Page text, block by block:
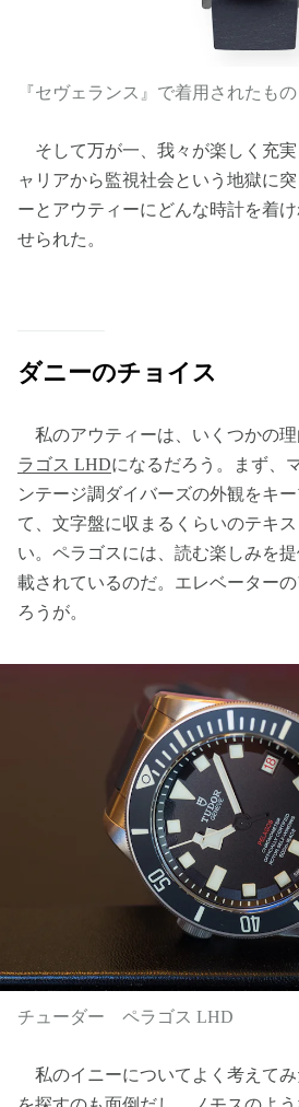
『セヴェランス』で着用されたもの
そして万が一、我々が楽しく充
ャリアから監視社会という地獄に
ーとアウティーにどんな時計を着
せられた。
ダニーのチョイス
私のアウティーは、いくつかの理
ラゴス LHDになるだろう。まず、
ンテージ調ダイバーズの外観をキ
て、文字盤に収まるくらいのテキ
い。ペラゴスには、読む楽しみを
載されているのだ。エレベーター
ろうが。
チューダー ペラゴス LHD
私のイニーについてよく考えて